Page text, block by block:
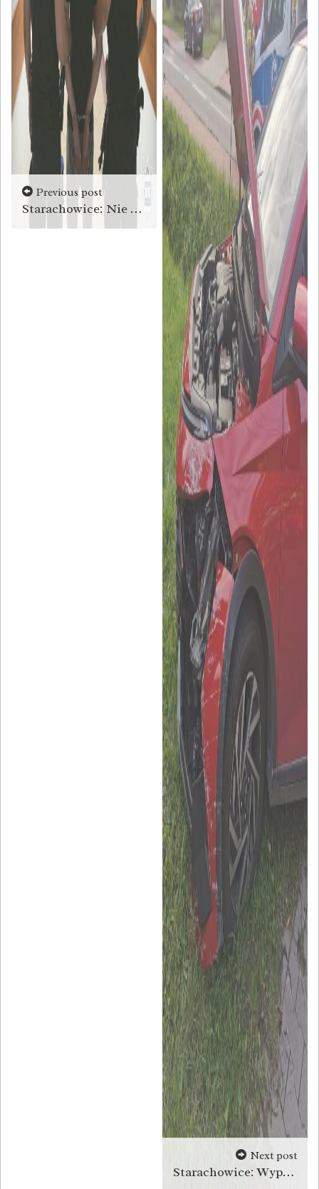
Previous post
Starachowice: Nie zatrzymał się do kontroli, posiadał narkotyki. Grozi mu do 15 lat więzienia
Next post
Starachowice: Wypadek w Brodach. Nie żyje kierowca